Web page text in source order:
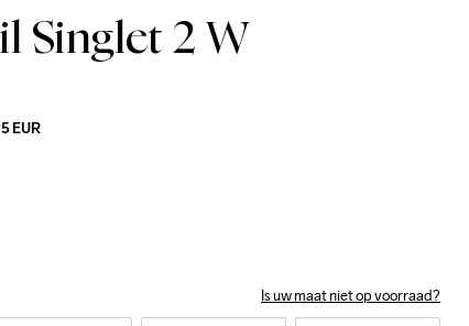
Singlet 2 W
EUR
Is uw maat niet op voorraad?